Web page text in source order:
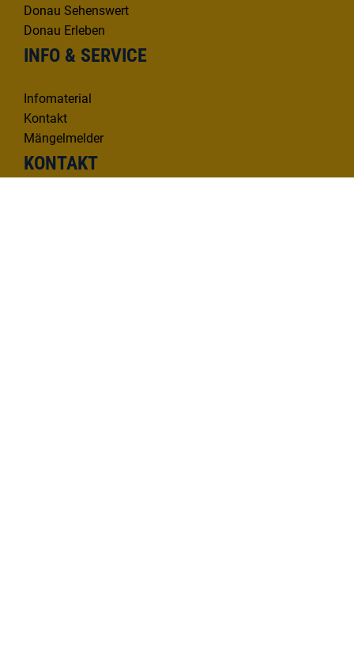
Donau Sehenswert
Donau Erleben
INFO & SERVICE
Infomaterial
Kontakt
Mängelmelder
KONTAKT